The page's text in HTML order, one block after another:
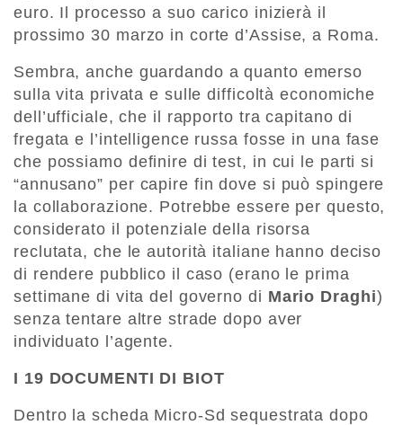
euro. Il processo a suo carico inizierà il
prossimo 30 marzo in corte d’Assise, a Roma.
Sembra, anche guardando a quanto emerso
sulla vita privata e sulle difficoltà economiche
dell’ufficiale, che il rapporto tra capitano di
fregata e l’intelligence russa fosse in una fase
che possiamo definire di test, in cui le parti si
“annusano” per capire fin dove si può spingere
la collaborazione. Potrebbe essere per questo,
considerato il potenziale della risorsa
reclutata, che le autorità italiane hanno deciso
di rendere pubblico il caso (erano le prima
settimane di vita del governo di Mario Draghi)
senza tentare altre strade dopo aver
individuato l’agente.
I 19 DOCUMENTI DI BIOT
Dentro la scheda Micro-Sd sequestrata dopo